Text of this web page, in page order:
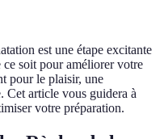
est une étape excitante
soit pour améliorer votre
pour le plaisir, une
Cet article vous guidera à
votre préparation.